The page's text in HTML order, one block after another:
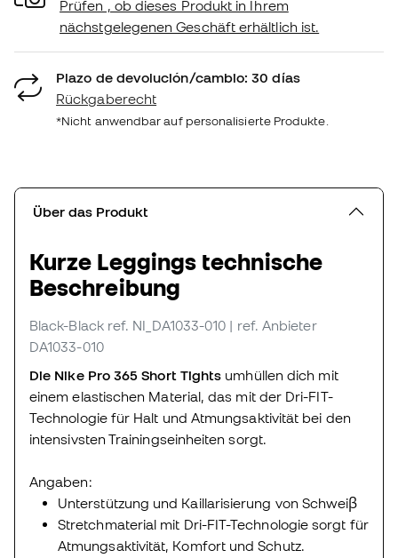
Prüfen , ob dieses Produkt in Ihrem
nächstgelegenen Geschäft erhältlich ist.
Plazo de devolución/cambio: 30 días
Rückgaberecht
*Nicht anwendbar auf personalisierte Produkte.
Über das Produkt
Kurze Leggings technische
Beschreibung
Black-Black ref. NI_DA1033-010 | ref. Anbieter
DA1033-010
Die Nike Pro 365 Short Tights umhüllen dich mit
einem elastischen Material, das mit der Dri-FIT-
Technologie für Halt und Atmungsaktivität bei den
intensivsten Trainingseinheiten sorgt.
Angaben:
Unterstützung und Kaillarisierung von Schweiβ
Stretchmaterial mit Dri-FIT-Technologie sorgt für
Atmungsaktivität, Komfort und Schutz.